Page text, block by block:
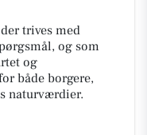
trives med
og som
og
både borgere,
naturværdier.